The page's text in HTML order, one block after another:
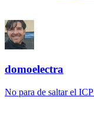
domoelectra
No para de saltar el ICP